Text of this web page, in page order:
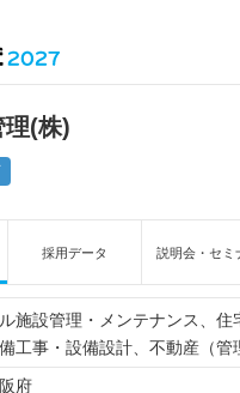
理(株)
採用データ 説明会・セミ
施設管理・メンテナンス
住
工事・設備設計
不動産（管
府